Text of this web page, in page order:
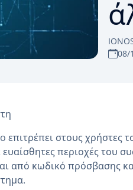
08/
επιτρέπει στους χρήστες
περιοχές του
από κωδικό πρόσβασης